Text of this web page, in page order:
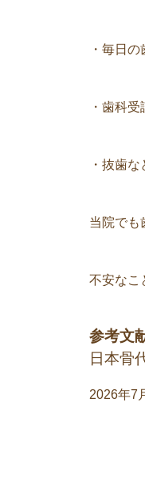
・毎日
・歯科
・抜歯
当院でも
不安なこ
参考文
日本骨
2026年7